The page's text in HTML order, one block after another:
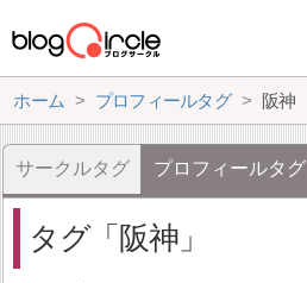
ホーム プロフィールタグ 阪神
サークルタグ プロフィールタグ
タグ 阪神